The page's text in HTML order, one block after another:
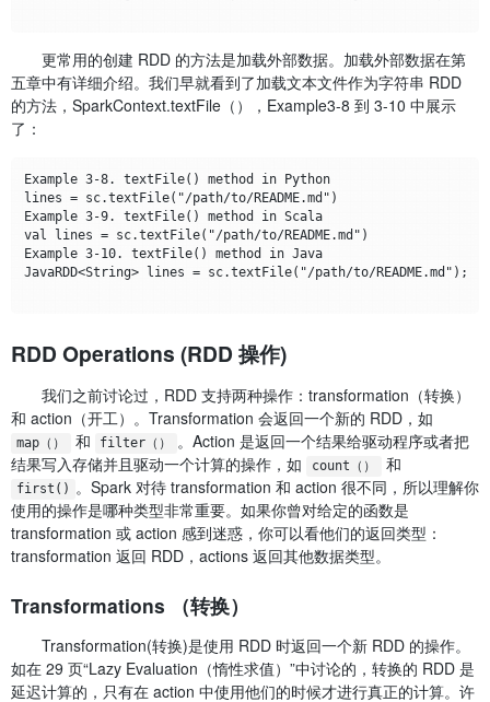
更常用的创建 RDD 的方法是加载外部数据。加载外部数据在第
五章中有详细介绍。我们早就看到了加载文本文件作为字符串 RDD
的方法，SparkContext.textFile（），Example3-8 到 3-10 中展示
了：
Example 3-8. textFile() method in Python
lines = sc.textFile("/path/to/README.md")
Example 3-9. textFile() method in Scala
val lines = sc.textFile("/path/to/README.md")
Example 3-10. textFile() method in Java
JavaRDD<String> lines = sc.textFile("/path/to/README.md");
RDD Operations (RDD 操作)
我们之前讨论过，RDD 支持两种操作：transformation（转换）
和 action（开工）。Transformation 会返回一个新的 RDD，如
map（） 和 filter（）
。Action 是返回一个结果给驱动程序或者把
结果写入存储并且驱动一个计算的操作，如
count（） 和
first() 。Spark 对待 transformation 和 action 很不同，所以理解你
使用的操作是哪种类型非常重要。如果你曾对给定的函数是
transformation 或 action 感到迷惑，你可以看他们的返回类型：
transformation 返回 RDD，actions 返回其他数据类型。
Transformations （转换）
Transformation(转换)是使用 RDD 时返回一个新 RDD 的操作。
如在 29 页“Lazy Evaluation（惰性求值）”中讨论的，转换的 RDD 是
延迟计算的，只有在 action 中使用他们的时候才进行真正的计算。许